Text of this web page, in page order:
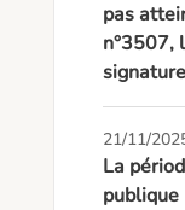
pas
n°3507,
21/11/
La